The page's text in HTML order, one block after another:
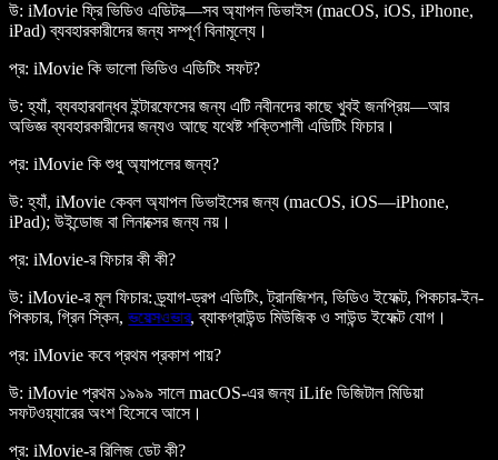
উ: iMovie ফ্রি ভিডিও এডিটর—সব অ্যাপল ডিভাইস (macOS, iOS, iPhone,
iPad) ব্যবহারকারীদের জন্য সম্পূর্ণ বিনামূল্যে।
প্র: iMovie কি ভালো ভিডিও এডিটিং সফট?
উ: হ্যাঁ, ব্যবহারবান্ধব ইন্টারফেসের জন্য এটি নবীনদের কাছে খুবই জনপ্রিয়—আর
অভিজ্ঞ ব্যবহারকারীদের জন্যও আছে যথেষ্ট শক্তিশালী এডিটিং ফিচার।
প্র: iMovie কি শুধু অ্যাপলের জন্য?
উ: হ্যাঁ, iMovie কেবল অ্যাপল ডিভাইসের জন্য (macOS, iOS—iPhone,
iPad); উইন্ডোজ বা লিনাক্সের জন্য নয়।
প্র: iMovie-র ফিচার কী কী?
উ: iMovie-র মূল ফিচার: ড্র্যাগ-ড্রপ এডিটিং, ট্রানজিশন, ভিডিও ইফেক্ট, পিকচার-ইন-
পিকচার, গ্রিন স্কিন, ভয়েসওভার, ব্যাকগ্রাউন্ড মিউজিক ও সাউন্ড ইফেক্ট যোগ।
প্র: iMovie কবে প্রথম প্রকাশ পায়?
উ: iMovie প্রথম ১৯৯৯ সালে macOS-এর জন্য iLife ডিজিটাল মিডিয়া
সফটওয়্যারের অংশ হিসেবে আসে।
প্র: iMovie-র রিলিজ ডেট কী?